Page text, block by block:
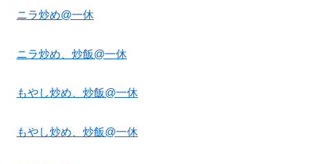
ニラ炒め@一休
ニラ炒め、炒飯@一休
もやし炒め、炒飯@一休
もやし炒め、炒飯@一休